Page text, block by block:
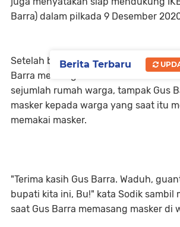
Barra) dalam pilkada 9 Desember
Setelah bertemu dengan para
Barra membagikan masker. Bahkan
sejumlah rumah warga, tampak Gus
masker kepada warga yang saat itu
memakai masker.
"Terima kasih Gus Barra. Waduh,
bupati kita ini, Bu!" kata Sodik sambil
saat Gus Barra memasang masker di
Berita Terbaru